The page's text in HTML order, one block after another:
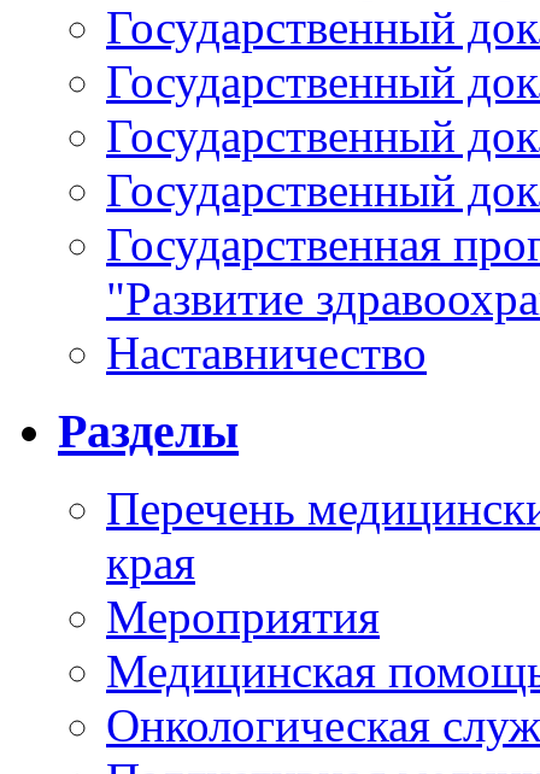
Государственный
Государственный
Государственный
Государственный
Государственная
"Развитие
Наставничество
Разделы
Перечень
края
Мероприятия
Медицинская
Онкологическая